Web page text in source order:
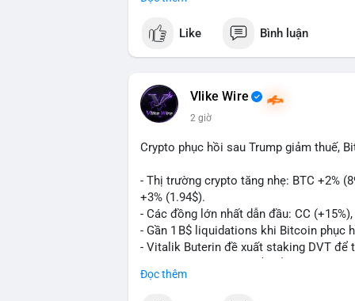
Giao dịch 11.3377 BTC trị giá hơn 730
phải dòng tiền tổ chức khổng lồ. Hành
phản ánh hai kịch bản: hoặc cá voi
chuyển này không tạo áp lực bán đáng
thấy dòng tiền lớn vẫn đang vận động
BTC này đổ vào ví sàn giao dịch, khả
#11dot3377btc
Like Bình luận
Vlike Wire
2 giờ
Crypto phục hồi sau Trump giảm thuế,
- Thị trường crypto tăng nhẹ: BTC +2%
+3% (1.94$).
- Các đồng lớn nhất dẫn đầu: CC (+15%),
- Gần 1 B$ liquidations khi Bitcoin phục
- Vitalik Buterin đề xuất staking DVT để
- Thượng viện Mỹ tiến hành dự thảo
Đọc thêm